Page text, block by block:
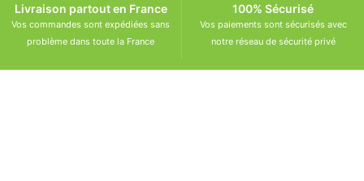
Livraison partout en France
Vos commandes sont expédiées sans
problème dans toute la France
100% Sécurisé
Vos paiements sont sécurisés avec
notre réseau de sécurité privé